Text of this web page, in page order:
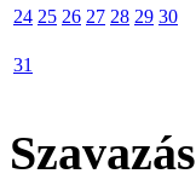
24 25 26 27 28 29 30
31
Szavazás